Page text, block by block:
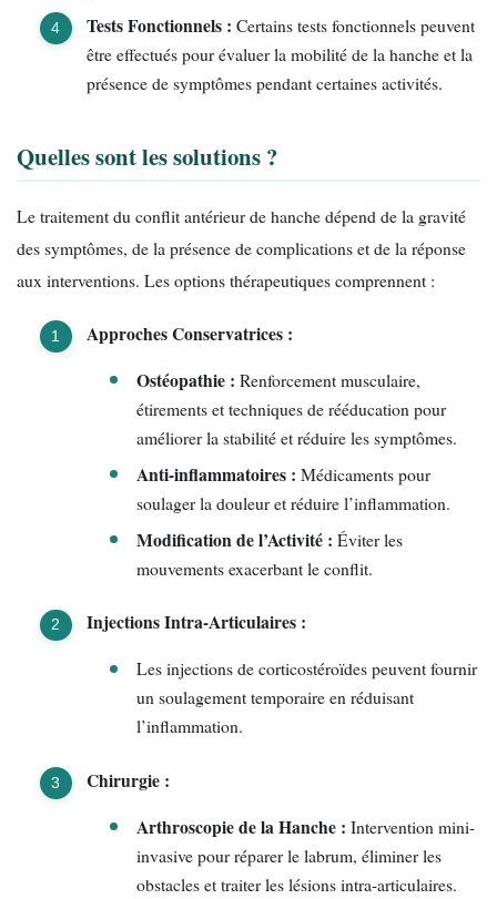
Tests Fonctionnels : Certains tests fonctionnels peuvent
être effectués pour évaluer la mobilité de la hanche et la
présence de symptômes pendant certaines activités.
Quelles sont les solutions ?
Le traitement du conflit antérieur de hanche dépend de la gravité
des symptômes, de la présence de complications et de la réponse
aux interventions. Les options thérapeutiques comprennent :
Approches Conservatrices :
Ostéopathie : Renforcement musculaire,
étirements et techniques de rééducation pour
améliorer la stabilité et réduire les symptômes.
Anti-inflammatoires : Médicaments pour
soulager la douleur et réduire l’inflammation.
Modification de l’Activité : Éviter les
mouvements exacerbant le conflit.
Injections Intra-Articulaires :
Les injections de corticostéroïdes peuvent fournir
un soulagement temporaire en réduisant
l’inflammation.
Chirurgie :
Arthroscopie de la Hanche : Intervention mini-
invasive pour réparer le labrum, éliminer les
obstacles et traiter les lésions intra-articulaires.